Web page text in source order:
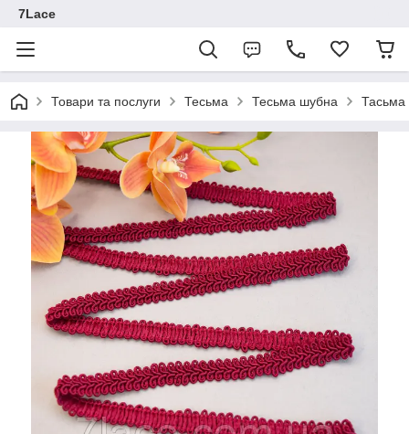
7Lace
Товари та послуги Тесьма Тесьма шубна Тасьма